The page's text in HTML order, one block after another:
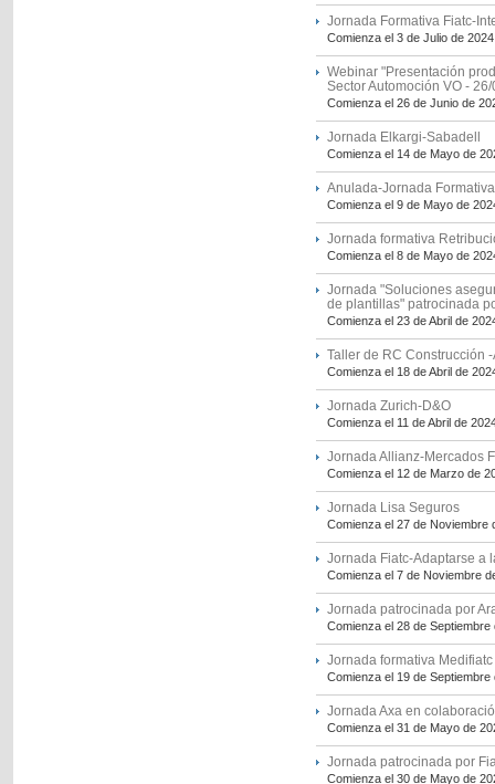
Jornada Formativa Fiatc-
Comienza el 3 de Julio de 2024
Webinar "Presentación
Sector Automoción VO -
Comienza el 26 de Junio de
Jornada Elkargi-Sabadell
Comienza el 14 de Mayo de
Anulada-Jornada
Comienza el 9 de Mayo de
Jornada formativa
Comienza el 8 de Mayo de
Jornada "Soluciones
de plantillas" patrocinada
Comienza el 23 de Abril de
Taller de RC Construcción
Comienza el 18 de Abril de
Jornada Zurich-D&O
Comienza el 11 de Abril de
Jornada Allianz-Mercados
Comienza el 12 de Marzo de
Jornada Lisa Seguros
Comienza el 27 de Noviembre
Jornada Fiatc-Adaptarse a
Comienza el 7 de Noviembre
Jornada patrocinada por
Comienza el 28 de Septiembre
Jornada formativa
Comienza el 19 de Septiembre
Jornada Axa en
Comienza el 31 de Mayo de
Jornada patrocinada por
Comienza el 30 de Mayo de